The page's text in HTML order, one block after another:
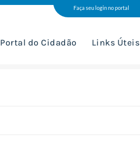
Faça seu login no portal
Portal do Cidadão Links Úteis